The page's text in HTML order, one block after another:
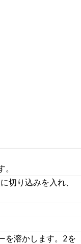
切り込みを入れ、
を溶かします。2を